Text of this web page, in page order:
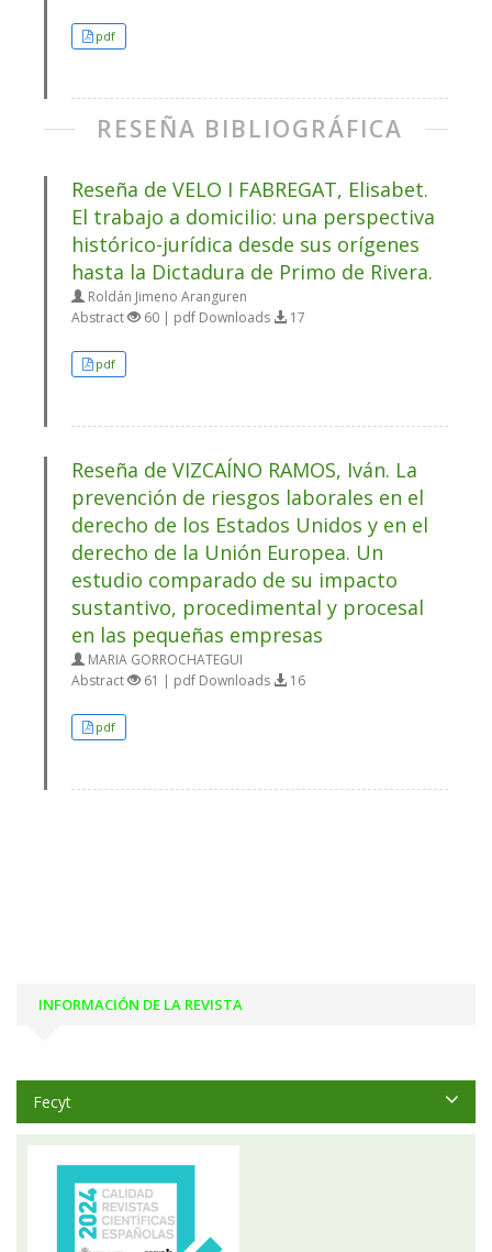
pdf
RESEÑA BIBLIOGRÁFICA
Reseña de VELO I FABREGAT, Elisabet.
El trabajo a domicilio: una perspectiva
histórico-jurídica desde sus orígenes
hasta la Dictadura de Primo de Rivera.
Roldán Jimeno Aranguren
Abstract
60 | pdf Downloads 17
pdf
Reseña de VIZCAÍNO RAMOS, Iván. La
prevención de riesgos laborales en el
derecho de los Estados Unidos y en el
derecho de la Unión Europea. Un
estudio comparado de su impacto
sustantivo, procedimental y procesal
en las pequeñas empresas
MARIA GORROCHATEGUI
Abstract
61 | pdf Downloads 16
pdf
INFORMACIÓN DE LA REVISTA
Fecyt